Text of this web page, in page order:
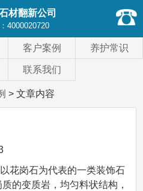
材翻新公司
4000020720
客户案例 养护常识
联系我们
> 文章内容
岗石为代表的一类装饰石
的变质岩，均匀料状结构，